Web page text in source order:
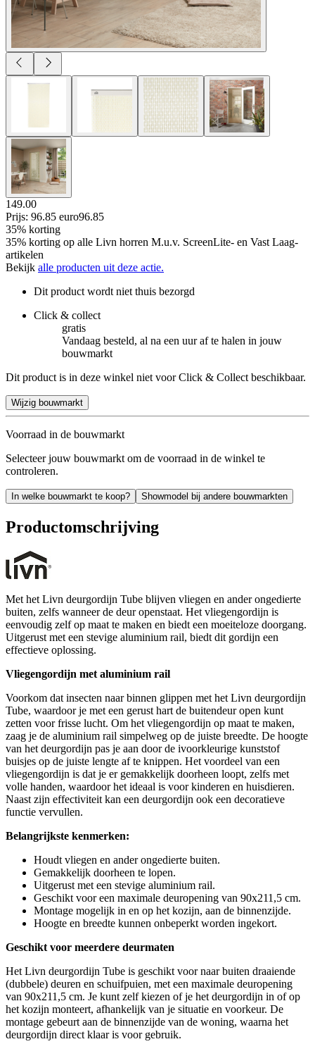
149.00
Prijs: 96.85 euro96.85
35% korting
35% korting op alle Livn horren M.u.v. ScreenLite- en Vast Laag-
artikelen
Bekijk alle producten uit deze actie.
Dit product wordt niet thuis bezorgd
Click & collect
gratis
Vandaag besteld, al na een uur af te halen in jouw
bouwmarkt
Dit product is in deze winkel niet voor Click & Collect beschikbaar.
Wijzig bouwmarkt
Voorraad in de bouwmarkt
Selecteer jouw bouwmarkt om de voorraad in de winkel te
controleren.
In welke bouwmarkt te koop? Showmodel bij andere bouwmarkten
Productomschrijving
Met het Livn deurgordijn Tube blijven vliegen en ander ongedierte
buiten, zelfs wanneer de deur openstaat. Het vliegengordijn is
eenvoudig zelf op maat te maken en biedt een moeiteloze doorgang.
Uitgerust met een stevige aluminium rail, biedt dit gordijn een
effectieve oplossing.
Vliegengordijn met aluminium rail
Voorkom dat insecten naar binnen glippen met het Livn deurgordijn
Tube, waardoor je met een gerust hart de buitendeur open kunt
zetten voor frisse lucht. Om het vliegengordijn op maat te maken,
zaag je de aluminium rail simpelweg op de juiste breedte. De hoogte
van het deurgordijn pas je aan door de ivoorkleurige kunststof
buisjes op de juiste lengte af te knippen. Het voordeel van een
vliegengordijn is dat je er gemakkelijk doorheen loopt, zelfs met
volle handen, waardoor het ideaal is voor kinderen en huisdieren.
Naast zijn effectiviteit kan een deurgordijn ook een decoratieve
functie vervullen.
Belangrijkste kenmerken:
Houdt vliegen en ander ongedierte buiten.
Gemakkelijk doorheen te lopen.
Uitgerust met een stevige aluminium rail.
Geschikt voor een maximale deuropening van 90x211,5 cm.
Montage mogelijk in en op het kozijn, aan de binnenzijde.
Hoogte en breedte kunnen onbeperkt worden ingekort.
Geschikt voor meerdere deurmaten
Het Livn deurgordijn Tube is geschikt voor naar buiten draaiende
(dubbele) deuren en schuifpuien, met een maximale deuropening
van 90x211,5 cm. Je kunt zelf kiezen of je het deurgordijn in of op
het kozijn monteert, afhankelijk van je situatie en voorkeur. De
montage gebeurt aan de binnenzijde van de woning, waarna het
deurgordijn direct klaar is voor gebruik.